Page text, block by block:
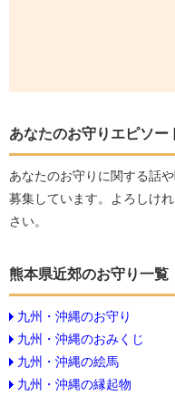
あなたのお守りエピソー
あなたのお守りに関する話
募集しています。よろしけ
さい。
熊本県近郊のお守り一覧
九州・沖縄のお守り
九州・沖縄のおみくじ
九州・沖縄の絵馬
九州・沖縄の縁起物